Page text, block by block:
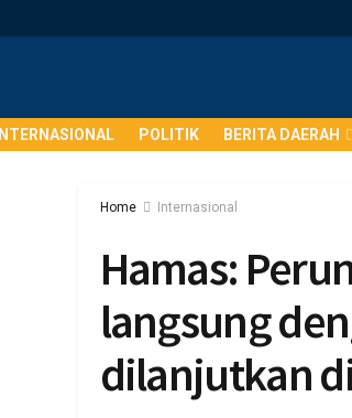
INTERNASIONAL POLITIK BERITA DAERAH
Home Internasional
Hamas:
langsung
dilanjutkan